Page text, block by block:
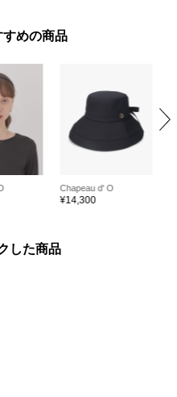
めの商品
Chapeau d' O
¥14,300
した商品